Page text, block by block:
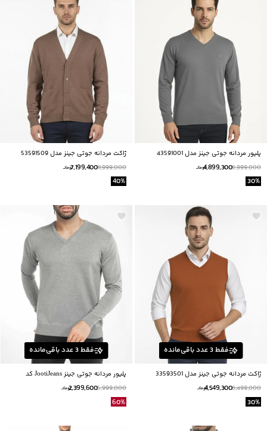
پلیور مردانه جوتی جینز مدل 43591001
6,999,000
4,899,300تومانــ
30%
ژاکت مردانه جوتی جینز مدل 53591509
11,999,000
7,199,400تومانــ
40%
فقط3عدد باقی‌مانده
ژاکت مردانه جوتی جینز مدل 33593501
6,499,000
4,549,300تومانــ
30%
فقط3عدد باقی‌مانده
پلیور مردانه جوتی جینز JootiJeans کد
BB13591932
5,999,000
2,399,600تومانــ
60%